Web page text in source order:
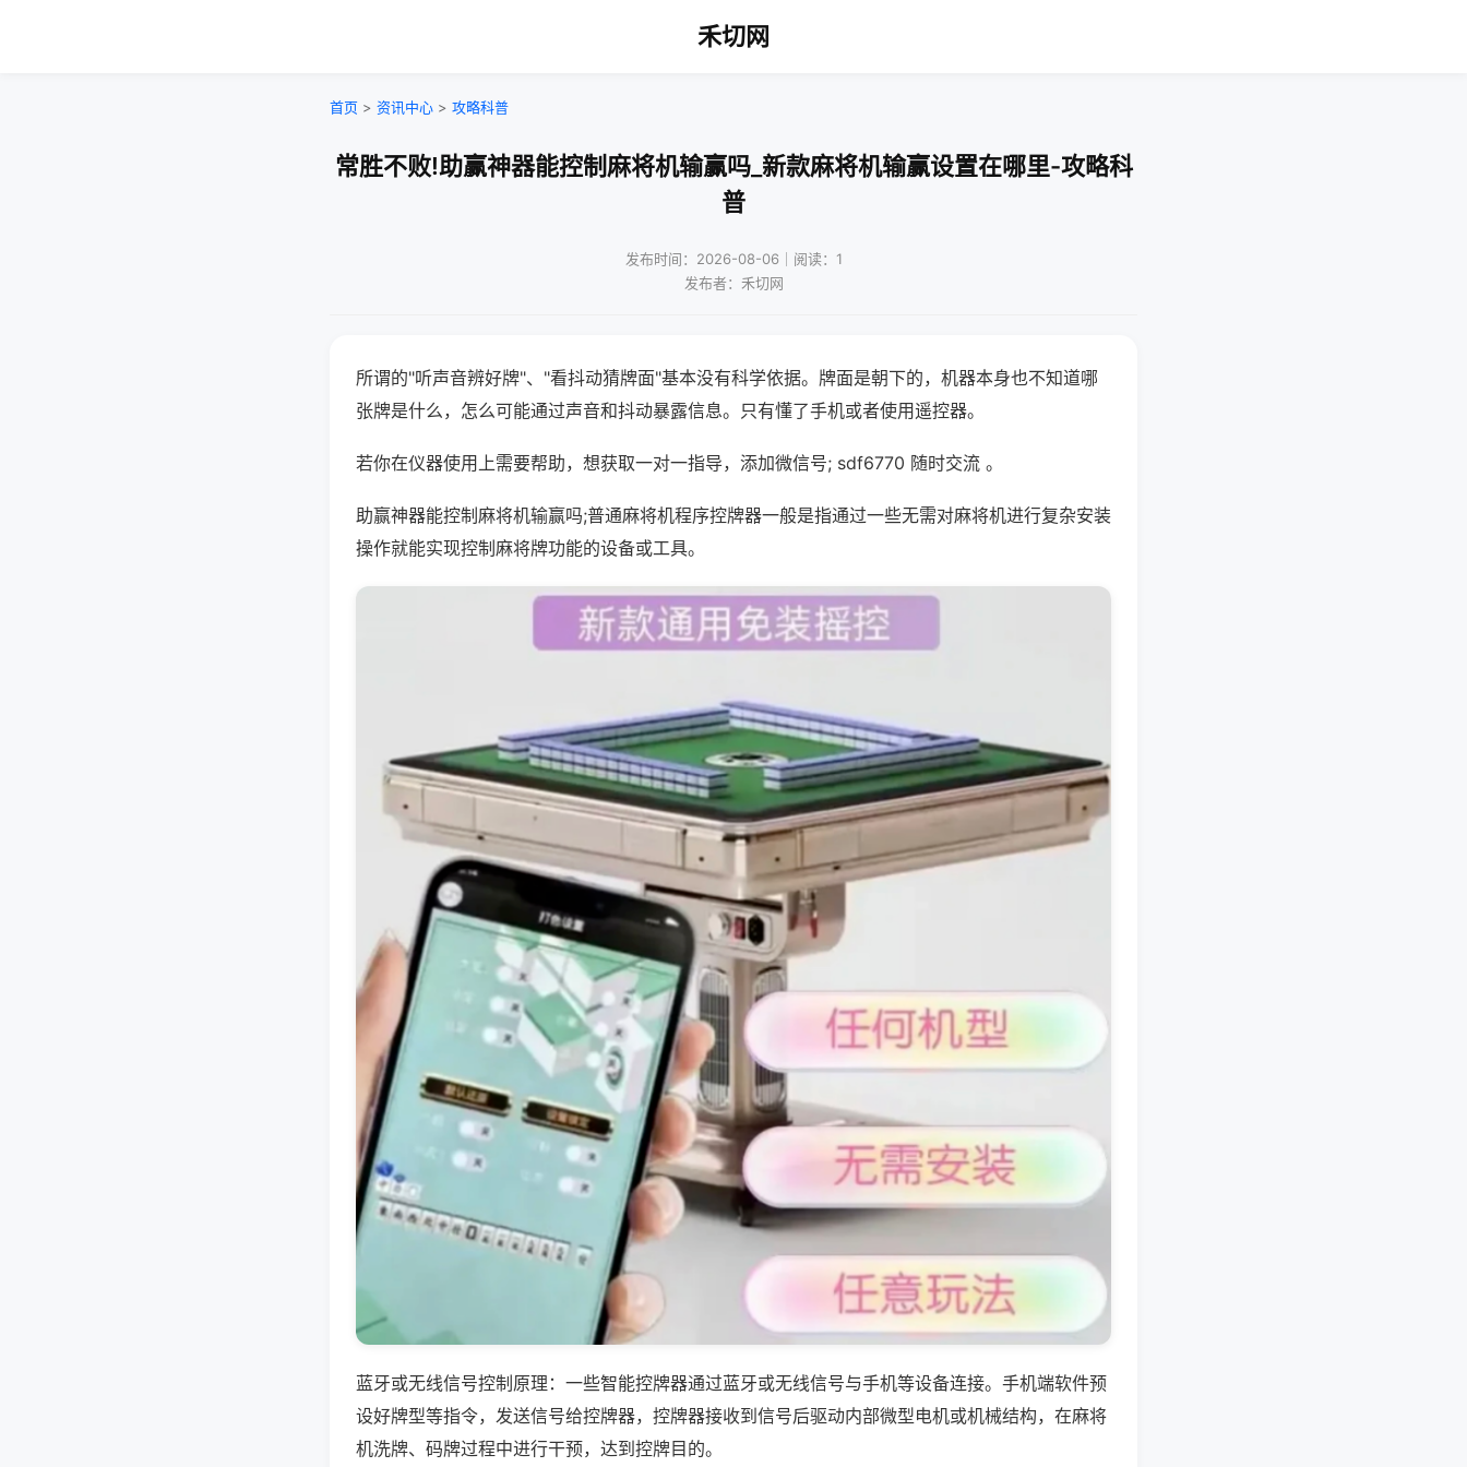
禾切网
首页 > 资讯中心 > 攻略科普
常胜不败!助赢神器能控制麻将机输赢吗_新款麻将机输赢设置在哪里-攻略科
普
发布时间：2026-08-06｜阅读：1
发布者：禾切网
所谓的"听声音辨好牌"、"看抖动猜牌面"基本没有科学依据。牌面是朝下的，机器本身也不知道哪
张牌是什么，怎么可能通过声音和抖动暴露信息。只有懂了手机或者使用遥控器。
若你在仪器使用上需要帮助，想获取一对一指导，添加微信号; sdf6770 随时交流 。
助赢神器能控制麻将机输赢吗;普通麻将机程序控牌器一般是指通过一些无需对麻将机进行复杂安装
操作就能实现控制麻将牌功能的设备或工具。
蓝牙或无线信号控制原理：一些智能控牌器通过蓝牙或无线信号与手机等设备连接。手机端软件预
设好牌型等指令，发送信号给控牌器，控牌器接收到信号后驱动内部微型电机或机械结构，在麻将
机洗牌、码牌过程中进行干预，达到控牌目的。